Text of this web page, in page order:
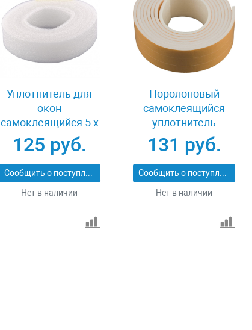
Уплотнитель для
окон
самоклеящийся 5 х
16 мм 12 м Россия
Сибртех 93843
125 руб.
Сообщить о поступлении
Нет в наличии
Поролоновый
самоклеящийся
уплотнитель
прямоугольный 16x5
мм 9 м РОССИЯ
40901-05-16
131 руб.
Сообщить о поступлении
Нет в наличии